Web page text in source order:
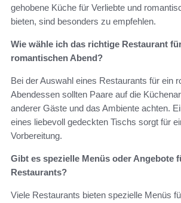
gehobene Küche für Verliebte und
bieten, sind besonders zu empfehlen.
Wie wähle ich das richtige Restaurant
romantischen Abend?
Bei der Auswahl eines Restaurants für ein
Abendessen sollten Paare auf die
anderer Gäste und das Ambiente achten.
eines liebevoll gedeckten Tischs sorgt für
Vorbereitung.
Gibt es spezielle Menüs oder Angebote
Restaurants?
Viele Restaurants bieten spezielle Menüs